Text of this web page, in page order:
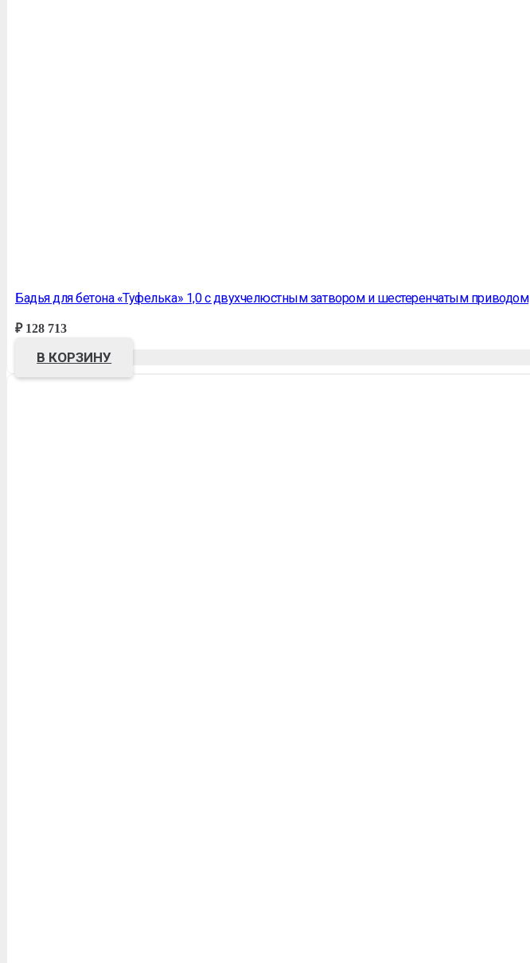
Бадья для бетона «Туфелька» 1,0 с двухчелюстным затвором и шестеренчатым приводом
₽128 713
В КОРЗИНУ